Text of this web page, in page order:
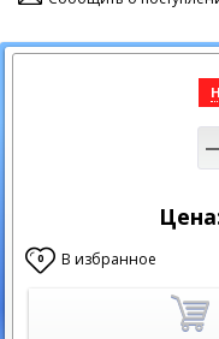
0 В избранное